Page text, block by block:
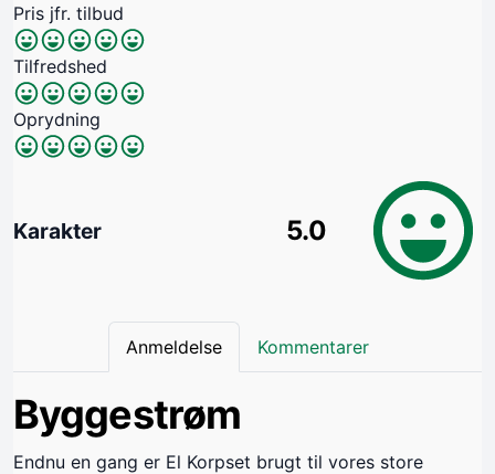
Pris jfr. tilbud
Tilfredshed
Oprydning
Karakter 5.0
Anmeldelse Kommentarer
Byggestrøm
Endnu en gang er El Korpset brugt til vores store